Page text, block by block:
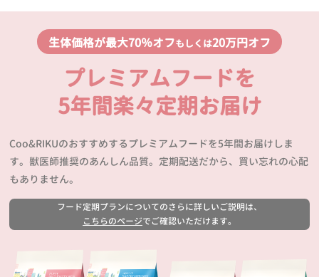
生体価格が最大70％オフもしくは20万円オフ
プレミアムフードを
5年間楽々定期お届け
Coo&RIKUのおすすめするプレミアムフードを5年間お届けしま
す。獣医師推奨のあんしん品質。定期配送だから、買い忘れの心配
もありません。
フード定期プランについてのさらに詳しいご説明は、
こちらのページでご確認いただけます。